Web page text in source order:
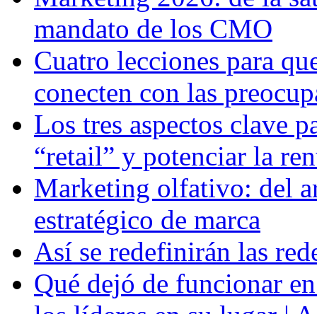
mandato de los CMO
Cuatro lecciones para
conecten con las
Los tres aspectos clave
“retail” y potenciar la
Marketing olfativo: del
estratégico de marca
Así se redefinirán las
Qué dejó de funcionar